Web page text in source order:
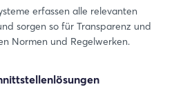
erfassen alle relevanten
sorgen so für Transparenz und
Normen und Regelwerken.